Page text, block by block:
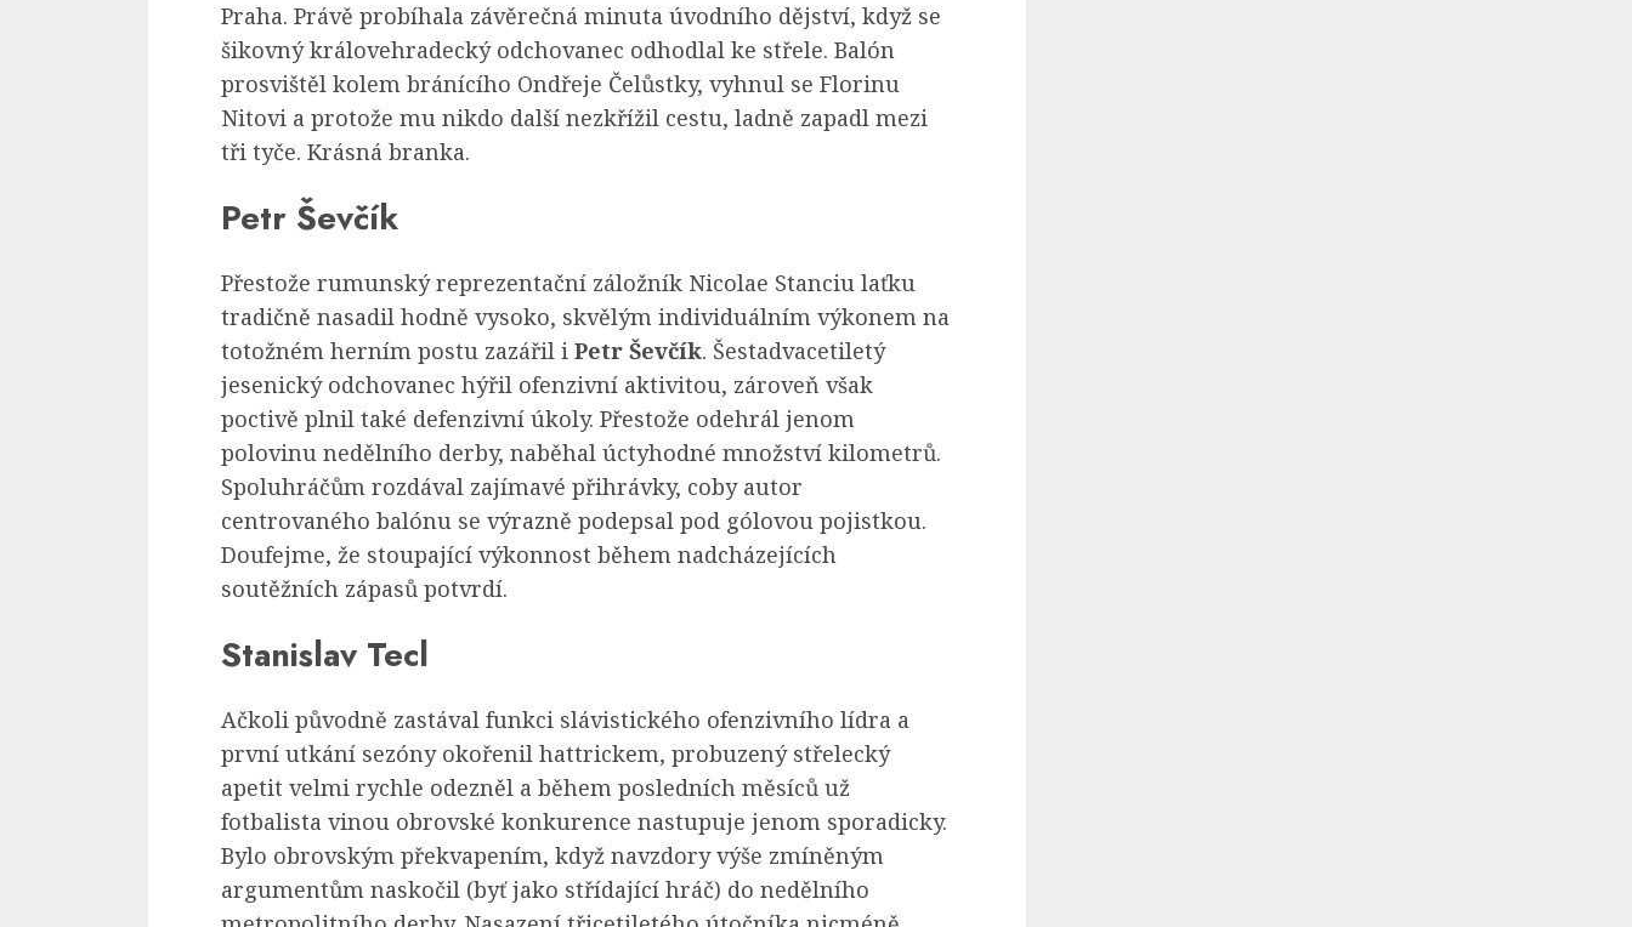
Praha. Právě probíhala závěrečná minuta úvodního dějství, když se
šikovný královehradecký odchovanec odhodlal ke střele. Balón
prosvištěl kolem bránícího Ondřeje Čelůstky, vyhnul se Florinu
Nitovi a protože mu nikdo další nezkřížil cestu, ladně zapadl mezi
tři tyče. Krásná branka.
Petr Ševčík
Přestože rumunský reprezentační záložník Nicolae Stanciu laťku
tradičně nasadil hodně vysoko, skvělým individuálním výkonem na
totožném herním postu zazářil i Petr Ševčík. Šestadvacetiletý
jesenický odchovanec hýřil ofenzivní aktivitou, zároveň však
poctivě plnil také defenzivní úkoly. Přestože odehrál jenom
polovinu nedělního derby, naběhal úctyhodné množství kilometrů.
Spoluhráčům rozdával zajímavé přihrávky, coby autor
centrovaného balónu se výrazně podepsal pod gólovou pojistkou.
Doufejme, že stoupající výkonnost během nadcházejících
soutěžních zápasů potvrdí.
Stanislav Tecl
Ačkoli původně zastával funkci slávistického ofenzivního lídra a
první utkání sezóny okořenil hattrickem, probuzený střelecký
apetit velmi rychle odezněl a během posledních měsíců už
fotbalista vinou obrovské konkurence nastupuje jenom sporadicky.
Bylo obrovským překvapením, když navzdory výše zmíněným
argumentům naskočil (byť jako střídající hráč) do nedělního